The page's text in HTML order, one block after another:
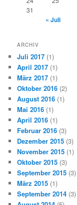
31
« Juli
ARCHIV
Juli 2017 (1)
April 2017 (1)
März 2017 (1)
Oktober 2016 (2)
August 2016 (1)
Mai 2016 (1)
April 2016 (1)
Februar 2016 (3)
Dezember 2015 (3)
November 2015 (1)
Oktober 2015 (3)
September 2015 (3)
März 2015 (1)
September 2014 (3)